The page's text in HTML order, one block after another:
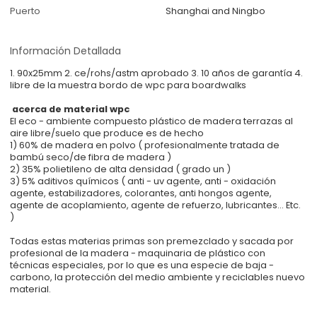
Puerto
Shanghai and Ningbo
Información Detallada
1. 90x25mm 2. ce/rohs/astm aprobado 3. 10 años de garantía 4.
libre de la muestra bordo de wpc para boardwalks
acerca de material wpc
El eco - ambiente compuesto plástico de madera terrazas al
aire libre/suelo que produce es de hecho
1) 60% de madera en polvo ( profesionalmente tratada de
bambú seco/de fibra de madera )
2) 35% polietileno de alta densidad ( grado un )
3) 5% aditivos químicos ( anti - uv agente, anti - oxidación
agente, estabilizadores, colorantes, anti hongos agente,
agente de acoplamiento, agente de refuerzo, lubricantes... Etc.
)
Todas estas materias primas son premezclado y sacada por
profesional de la madera - maquinaria de plástico con
técnicas especiales, por lo que es una especie de baja -
carbono, la protección del medio ambiente y reciclables nuevo
material.